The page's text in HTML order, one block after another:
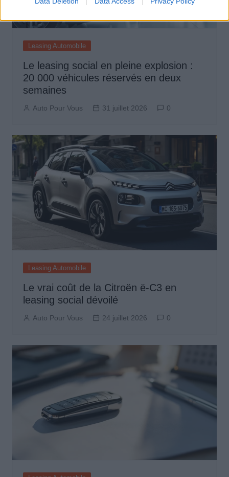
Leasing Automobile
Le leasing social en pleine explosion :
20 000 véhicules réservés en deux
semaines
Auto Pour Vous 31 juillet 2026 0
Leasing Automobile
Le vrai coût de la Citroën ë-C3 en
leasing social dévoilé
Auto Pour Vous 24 juillet 2026 0